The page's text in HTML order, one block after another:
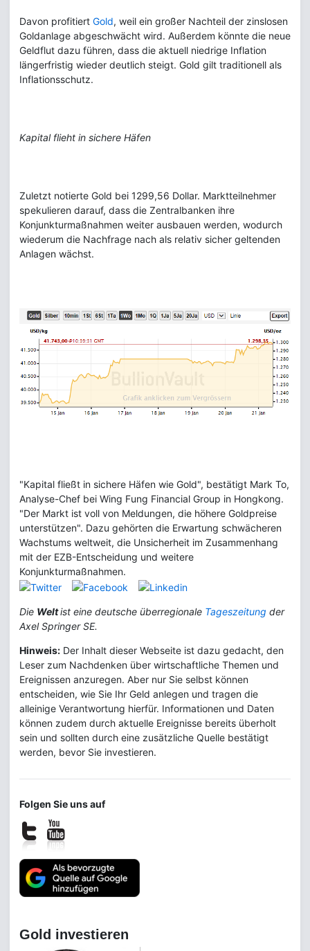
Davon profitiert Gold, weil ein großer Nachteil der zinslosen
Goldanlage abgeschwächt wird. Außerdem könnte die neue
Geldflut dazu führen, dass die aktuell niedrige Inflation
längerfristig wieder deutlich steigt. Gold gilt traditionell als
Inflationsschutz.
Kapital flieht in sichere Häfen
Zuletzt notierte Gold bei 1299,56 Dollar. Marktteilnehmer
spekulieren darauf, dass die Zentralbanken ihre
Konjunkturmaßnahmen weiter ausbauen werden, wodurch
wiederum die Nachfrage nach als relativ sicher geltenden
Anlagen wächst.
"Kapital fließt in sichere Häfen wie Gold", bestätigt Mark To,
Analyse-Chef bei Wing Fung Financial Group in Hongkong.
"Der Markt ist voll von Meldungen, die höhere Goldpreise
unterstützen". Dazu gehörten die Erwartung schwächeren
Wachstums weltweit, die Unsicherheit im Zusammenhang
mit der EZB-Entscheidung und weitere
Konjunkturmaßnahmen.
Die Weltist eine deutsche überregionale Tageszeitung der
Axel Springer SE.
Hinweis: Der Inhalt dieser Webseite ist dazu gedacht, den
Leser zum Nachdenken über wirtschaftliche Themen und
Ereignissen anzuregen. Aber nur Sie selbst können
entscheiden, wie Sie Ihr Geld anlegen und tragen die
alleinige Verantwortung hierfür. Informationen und Daten
können zudem durch aktuelle Ereignisse bereits überholt
sein und sollten durch eine zusätzliche Quelle bestätigt
werden, bevor Sie investieren.
Folgen Sie uns auf
Gold investieren